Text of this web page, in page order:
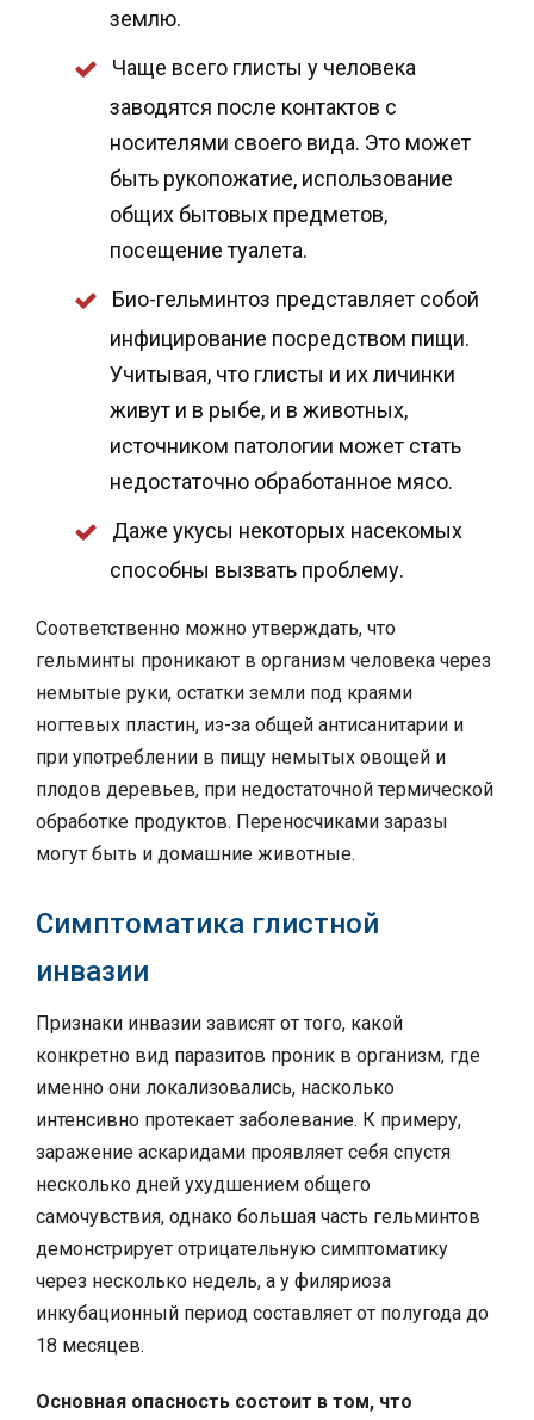
землю.
Чаще всего глисты у человека
заводятся после контактов с
носителями своего вида. Это может
быть рукопожатие, использование
общих бытовых предметов,
посещение туалета.
Био-гельминтоз представляет собой
инфицирование посредством пищи.
Учитывая, что глисты и их личинки
живут и в рыбе, и в животных,
источником патологии может стать
недостаточно обработанное мясо.
Даже укусы некоторых насекомых
способны вызвать проблему.
Соответственно можно утверждать, что
гельминты проникают в организм человека через
немытые руки, остатки земли под краями
ногтевых пластин, из-за общей антисанитарии и
при употреблении в пищу немытых овощей и
плодов деревьев, при недостаточной термической
обработке продуктов. Переносчиками заразы
могут быть и домашние животные.
Симптоматика глистной
инвазии
Признаки инвазии зависят от того, какой
конкретно вид паразитов проник в организм, где
именно они локализовались, насколько
интенсивно протекает заболевание. К примеру,
заражение аскаридами проявляет себя спустя
несколько дней ухудшением общего
самочувствия, однако большая часть гельминтов
демонстрирует отрицательную симптоматику
через несколько недель, а у филяриоза
инкубационный период составляет от полугода до
18 месяцев.
Основная опасность состоит в том, что